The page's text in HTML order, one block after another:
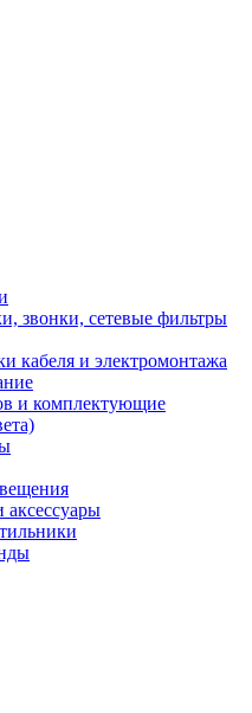
звонки, сетевые фильтры
кабеля и электромонтажа
и комплектующие
аксессуары